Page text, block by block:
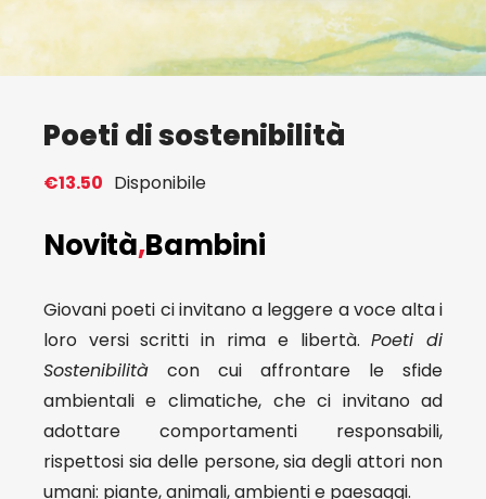
Eventi
Poeti di sostenibilità
€13.50 Disponibile
Bambini
,
Novità
Giovani poeti ci invitano a leggere a voce alta i
loro versi scritti in rima e libertà.Poeti di
Sostenibilitàcon cui affrontare le sfide
ambientali e climatiche, che ci invitano ad
adottare comportamenti responsabili,
rispettosi sia delle persone, sia degli attori non
umani: piante, animali, ambienti e paesaggi.